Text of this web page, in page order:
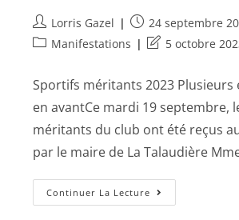
Lorris Gazel
24 septembre
Manifestations
5 octobre
Sportifs méritants 2023 Plusieurs
en avantCe mardi 19 septembre,
méritants du club ont été reçus
par le maire de La Talaudière
Continuer La Lecture